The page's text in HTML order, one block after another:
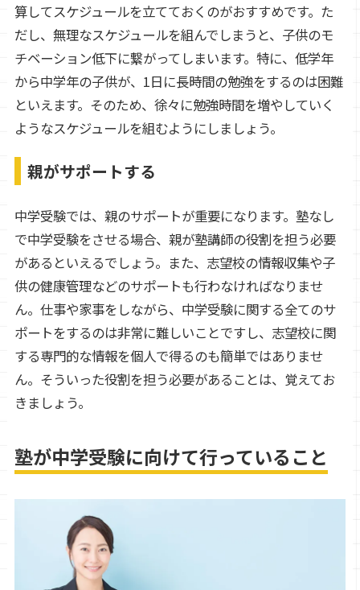
算してスケジュールを立てておくのがおすすめです。た
だし、無理なスケジュールを組んでしまうと、子供のモ
チベーション低下に繋がってしまいます。特に、低学年
から中学年の子供が、1日に長時間の勉強をするのは困難
といえます。そのため、徐々に勉強時間を増やしていく
ようなスケジュールを組むようにしましょう。
親がサポートする
中学受験では、親のサポートが重要になります。塾なし
で中学受験をさせる場合、親が塾講師の役割を担う必要
があるといえるでしょう。また、志望校の情報収集や子
供の健康管理などのサポートも行わなければなりませ
ん。仕事や家事をしながら、中学受験に関する全てのサ
ポートをするのは非常に難しいことですし、志望校に関
する専門的な情報を個人で得るのも簡単ではありませ
ん。そういった役割を担う必要があることは、覚えてお
きましょう。
塾が中学受験に向けて行っていること